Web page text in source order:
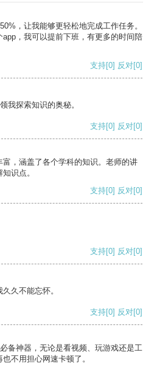
，让我能够更轻松地完成工作任务。
，我可以提前下班，有更多的时间陪
支持[0] 反对[0]
我探索知识的奥秘。
支持[0] 反对[0]
，涵盖了各个学科的知识。老师的讲
识点。
支持[0] 反对[0]
支持[0] 反对[0]
久不能忘怀。
支持[0] 反对[0]
备神器，无论是看视频、玩游戏还是工
不用担心网速卡顿了。